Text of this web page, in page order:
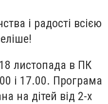
і радості всією
листопада в ПК
і 17.00. Програма
на дітей від 2-х